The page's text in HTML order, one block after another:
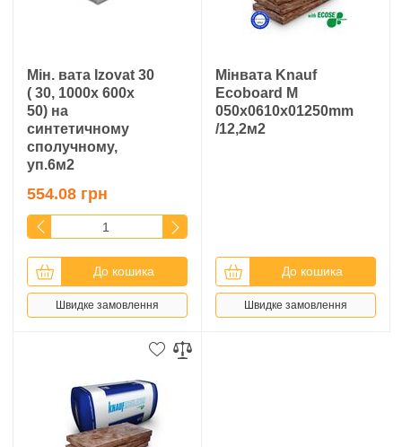
Мін. вата Izovat 30
( 30, 1000х 600х
50) на
синтетичному
сполучному,
уп.6м2
554.08 грн
До кошика
Швидке замовлення
Мінвата Knauf
Ecoboard M
050x0610x01250mm
/12,2м2
До кошика
Швидке замовлення